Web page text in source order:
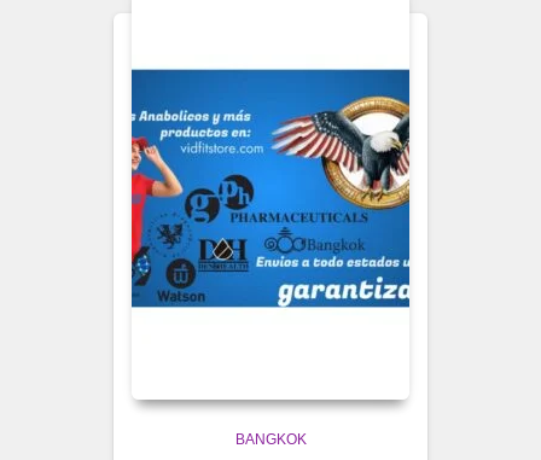
BANGKOK